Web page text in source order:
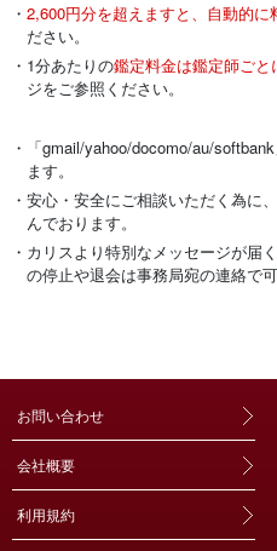
・ 2,600円分を超えますと、自動的に
ださい。
・1分あたりの鑑定料金は鑑定師ごと
ジをご参照ください。
・「gmail/yahoo/docomo/au/
ます。
・安心・安全にご相談いただく為に
んでおります。
・カリスより特別なメッセージが届
の停止や退会は事務局宛の連絡で可
お問い合わせ
会社概要
利用規約